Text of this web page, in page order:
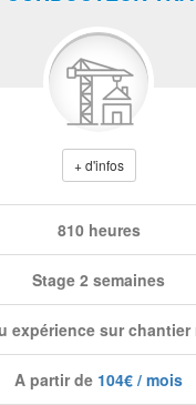
+ d'infos
810 heures
Stage 2 semaines
expérience sur chantier
A partir de 104€ / mois